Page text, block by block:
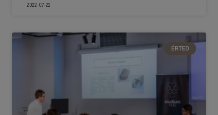
2022-07-22
ÉRTED